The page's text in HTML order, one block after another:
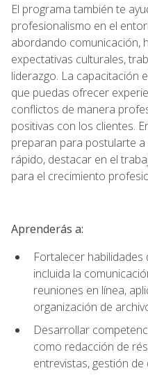
El programa también te
profesionalismo en el
abordando comunicación,
expectativas culturales,
liderazgo. La capacitación
que puedas ofrecer
conflictos de manera
positivas con los clientes.
preparan para postularte
rápido, destacar en el
para el crecimiento
Aprenderás a:
Fortalecer habilidades
incluida la
reuniones en línea,
organización de
Desarrollar
como redacción de
entrevistas, gestión